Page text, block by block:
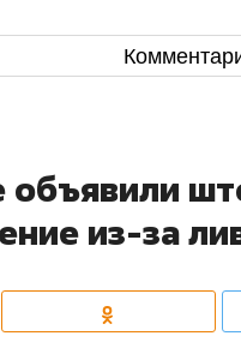
объявили
из-за